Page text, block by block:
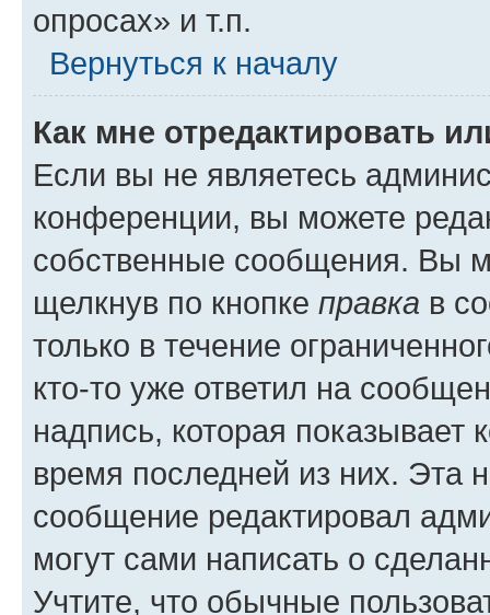
опросах» и т.п.
Вернуться к началу
Как мне отредактировать
Если вы не являетесь
конференции, вы можете
собственные сообщения. Вы
щелкнув по кнопке правка в
только в течение
кто-то уже ответил на
надпись, которая показывает
время последней из них. Эта
сообщение редактировал
могут сами написать о
Учтите, что обычные